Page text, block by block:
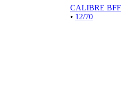
CALIBRE BFF
• 12/70